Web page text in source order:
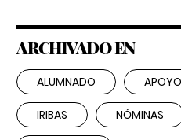
ARCHIVADO EN
ALUMNADO
IRIBAS NÓMINAS